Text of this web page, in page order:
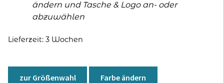
ändern und Tasche & Logo an- oder
abzuwählen
Lieferzeit: 3 Wochen
zur Größenwahl Farbe ändern